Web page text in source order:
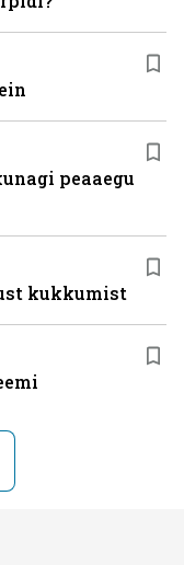
peaaegu
kukkumist